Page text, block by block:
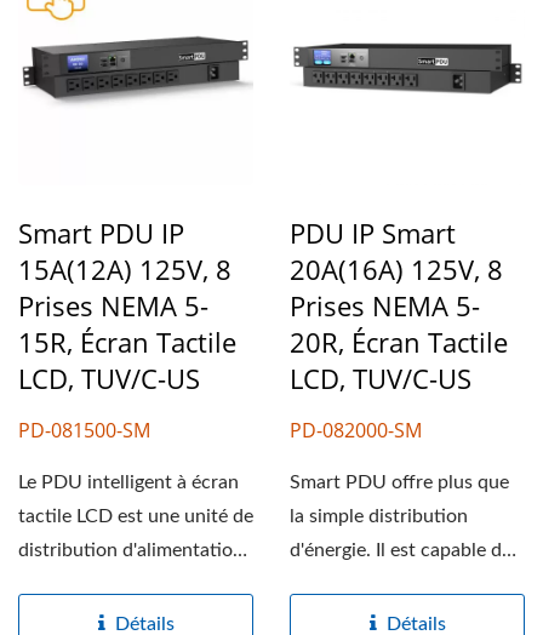
Smart PDU IP
15A(12A) 125V, 8
Prises NEMA 5-
15R, Écran Tactile
LCD, TUV/C-US
PD-081500-SM
Le PDU intelligent à écran
tactile LCD est une unité de
distribution d'alimentation
Détails
PDU IP Smart
20A(16A) 125V, 8
Prises NEMA 5-
20R, Écran Tactile
LCD, TUV/C-US
PD-082000-SM
Smart PDU offre plus que
la simple distribution
d'énergie. Il est capable de
Détails